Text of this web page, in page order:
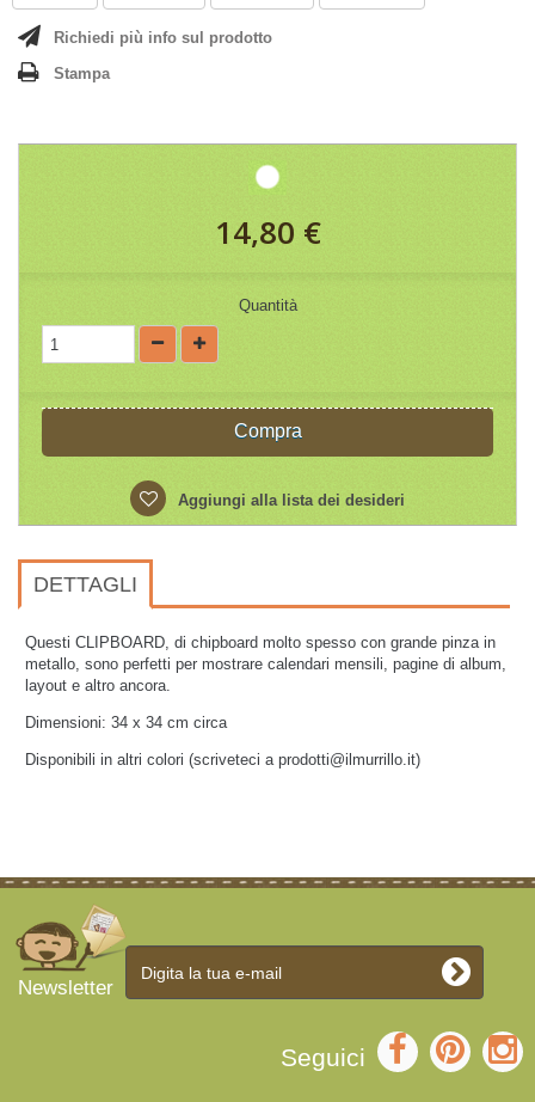
Richiedi più info sul prodotto
Stampa
14,80 €
Quantità
Compra
Aggiungi alla lista dei desideri
DETTAGLI
Questi CLIPBOARD, di chipboard molto spesso con grande pinza in
metallo, sono perfetti per mostrare calendari mensili, pagine di album,
layout e altro ancora.
Dimensioni: 34 x 34 cm circa
Disponibili in altri colori (scriveteci a prodotti@ilmurrillo.it)
Newsletter
Seguici